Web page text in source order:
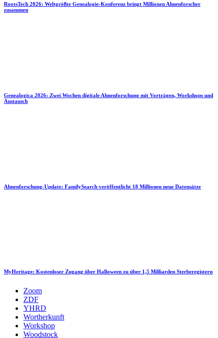
RootsTech 2026: Weltgrößte Genealogie-Konferenz bringt Millionen Ahnenforscher
zusammen
Genealogica 2026: Zwei Wochen digitale Ahnenforschung mit Vorträgen, Workshops und
Austausch
Ahnenforschung-Update: FamilySearch veröffentlicht 18 Millionen neue Datensätze
MyHeritage: Kostenloser Zugang über Halloween zu über 1,5 Milliarden Sterberegistern
Zoom
ZDF
YHRD
Wortherkunft
Workshop
Woodstock